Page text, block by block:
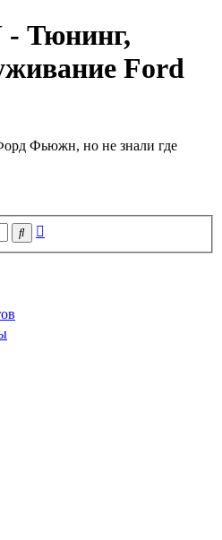
- Тюнинг,
Ford
Фьюжн, но не знали где
Поиск